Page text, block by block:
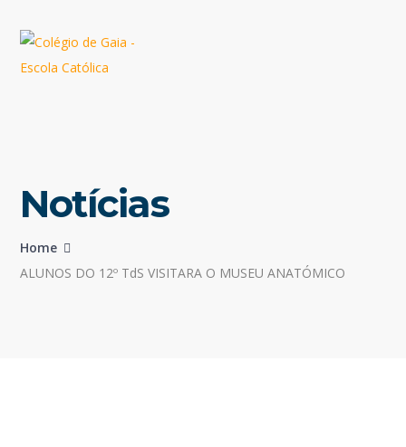
Notícias
Home
ALUNOS DO 12º TdS VISITARA O MUSEU ANATÓMICO